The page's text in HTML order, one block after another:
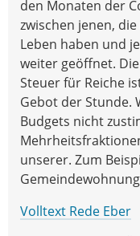
den Monaten der
zwischen jenen,
Leben haben und
weiter geöffnet.
Steuer für Reiche
Gebot der Stunde.
Budgets nicht
unserer. Zum
Volltext Rede Eber